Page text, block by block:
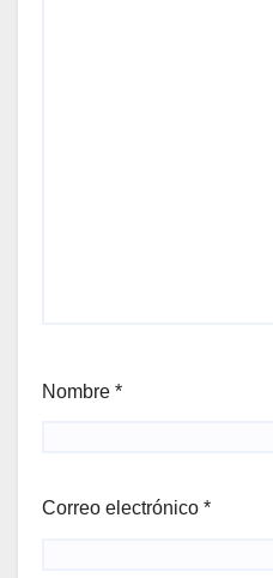
Nombre *
Correo electrónico *